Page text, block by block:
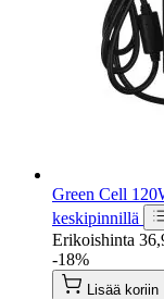
Green Cell
keskipinnillä
Erikoishinta
-18%
Lisää koriin